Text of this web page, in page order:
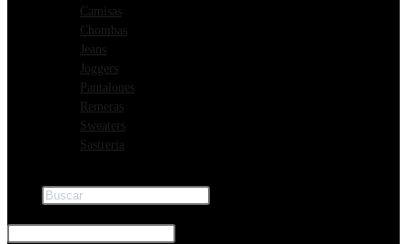
Camisas
Chombas
Jeans
Joggers
Pantalones
Remeras
Sweaters
Sastreria